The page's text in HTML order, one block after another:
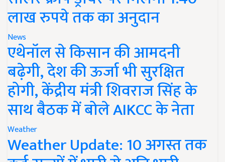
लाख रुपये तक का अनुदान
News
एथेनॉल से किसान की आमदनी
बढ़ेगी, देश की ऊर्जा भी सुरक्षित
होगी, केंद्रीय मंत्री शिवराज सिंह के
साथ बैठक में बोले AIKCC के नेता
Weather
Weather Update: 10 अगस्त तक